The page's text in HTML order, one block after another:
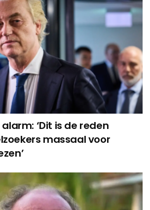
‘Dit is de reden
massaal voor